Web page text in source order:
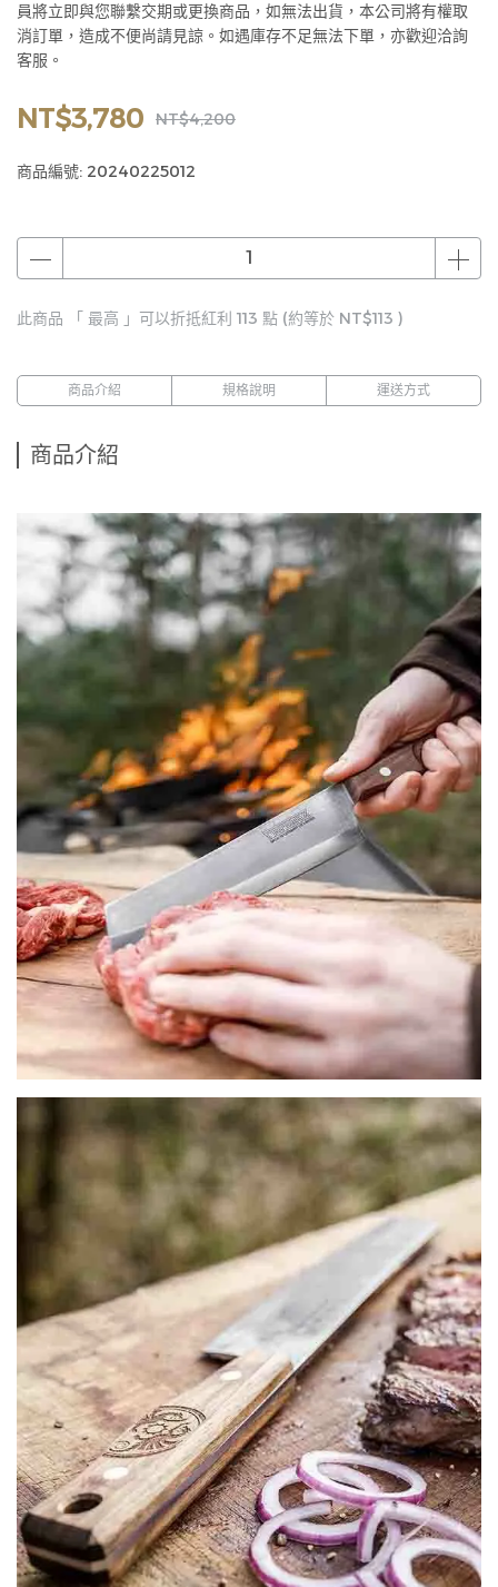
員將立即與您聯繫交期或更換商品，如無法出貨，本公司將有權取
消訂單，造成不便尚請見諒。如遇庫存不足無法下單，亦歡迎洽詢
客服。
NT$3,780 NT$4,200
商品編號: 20240225012
此商品 「 最高 」可以折抵紅利 113 點 (約等於 NT$113 )
商品介紹 規格說明 運送方式
商品介紹